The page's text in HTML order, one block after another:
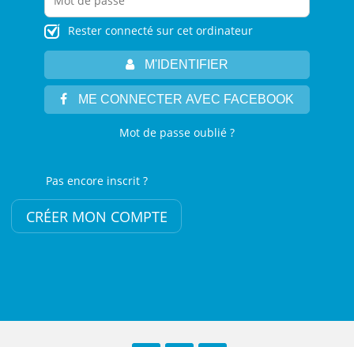
Rester connecté sur cet ordinateur
M'IDENTIFIER
ME CONNECTER AVEC FACEBOOK
Mot de passe oublié ?
Pas encore inscrit ?
CRÉER MON COMPTE